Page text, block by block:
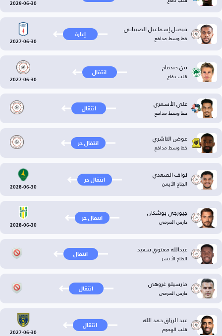
2029-06-30
فيصل إسماعيل الصبياني
خط وسط مدافع إعارة
2027-06-30
تين جيدفاج
قلب دفاع انتقال
2027-06-30
علي الأسمري
خط وسط مدافع انتقال
عوض الناشري
خط وسط مدافع انتقال حر
نواف الصعدي
الجناح الأيمن انتقال حر
2028-06-30
جيورجي بوشكان
حارس المرمى انتقال حر
2028-06-30
عبدالله معتوق سعيد
الجناح الأيسر انتقال
مارسيلو غروهي
حارس المرمى انتقال
عبد الرزاق حمد الله
قلب الهجوم انتقال
2027-06-30